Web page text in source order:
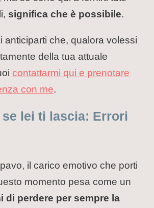
significa che è possibile.
anticiparti che, qualora volessi
della tua attuale
contattarmi qui e prenotare
con me.
se lei ti lascia: Errori
il carico emotivo che porti
momento pesa come un
di perdere per sempre la